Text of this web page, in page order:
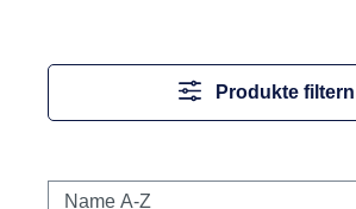
Produkte filtern